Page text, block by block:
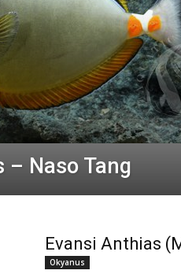
– Naso Tang
Evansi Anthias
Okyanus